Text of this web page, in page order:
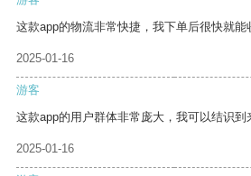
这款app的物流非常快捷，我下单后很快就能
2025-01-16
游客
这款app的用户群体非常庞大，我可以结识到
2025-01-16